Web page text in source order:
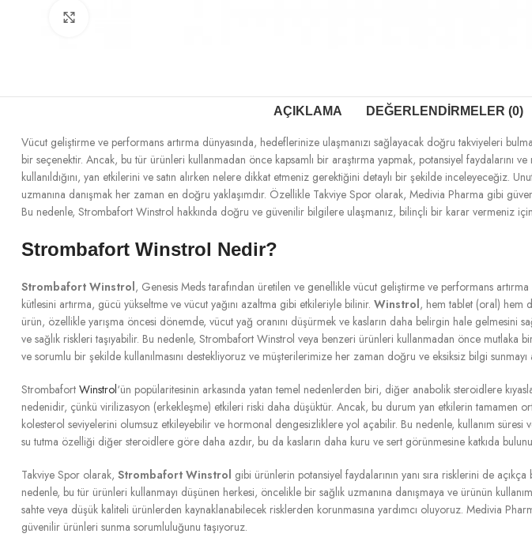
AÇIKLAMA DEĞERLENDIRMELER (0)
Vücut geliştirme ve performans artırma dünyasında, hedeflerinize ulaşmanızı sağlayacak doğru takviyeleri
bir seçenektir. Ancak, bu tür ürünleri kullanmadan önce kapsamlı bir araştırma yapmak, potansiyel faydalarını
kullanıldığını, yan etkilerini ve satın alırken nelere dikkat etmeniz gerektiğini detaylı bir şekilde inceleyeceğiz.
uzmanına danışmak her zaman en doğru yaklaşımdır. Özellikle Takviye Spor olarak, Medivia Pharma gibi
Bu nedenle, Strombafort Winstrol hakkında doğru ve güvenilir bilgilere ulaşmanız, bilinçli bir karar vermeniz
Strombafort Winstrol Nedir?
Strombafort Winstrol, Genesis Meds tarafından üretilen ve genellikle vücut geliştirme ve performans
kütlesini artırma, gücü yükseltme ve vücut yağını azaltma gibi etkileriyle bilinir. Winstrol, hem tablet (oral) hem
ürün, özellikle yarışma öncesi dönemde, vücut yağ oranını düşürmek ve kasların daha belirgin hale
ve sağlık riskleri taşıyabilir. Bu nedenle, Strombafort Winstrol veya benzeri ürünleri kullanmadan önce mutlaka
ve sorumlu bir şekilde kullanılmasını destekliyoruz ve müşterilerimize her zaman doğru ve eksiksiz bilgi sunmayı
Strombafort Winstrol‘ün popülaritesinin arkasında yatan temel nedenlerden biri, diğer anabolik steroidlere
nedenidir, çünkü virilizasyon (erkekleşme) etkileri riski daha düşüktür. Ancak, bu durum yan etkilerin tamamen
kolesterol seviyelerini olumsuz etkileyebilir ve hormonal dengesizliklere yol açabilir. Bu nedenle, kullanım süresi
su tutma özelliği diğer steroidlere göre daha azdır, bu da kasların daha kuru ve sert görünmesine katkıda
Takviye Spor olarak, Strombafort Winstrol gibi ürünlerin potansiyel faydalarının yanı sıra risklerini de
nedenle, bu tür ürünleri kullanmayı düşünen herkesi, öncelikle bir sağlık uzmanına danışmaya ve ürünün
sahte veya düşük kaliteli ürünlerden kaynaklanabilecek risklerden korunmasına yardımcı oluyoruz. Medivia
güvenilir ürünleri sunma sorumluluğunu taşıyoruz.